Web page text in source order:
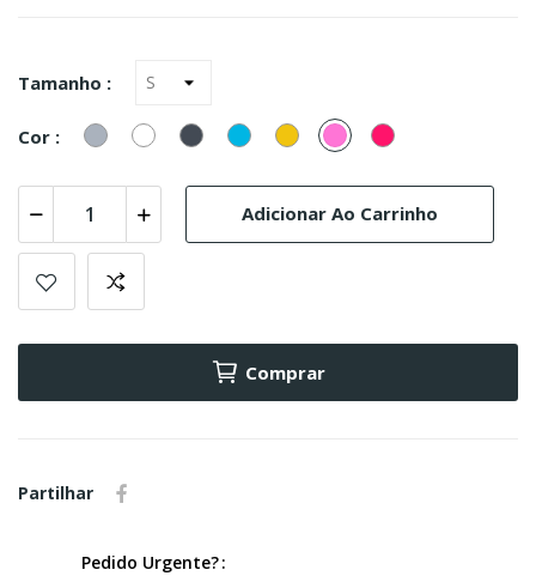
Tamanho :
Cor : CinzentoBrancoPreto Turquesa
(Azul)
AmareloRosa fúcsia
Adicionar Ao Carrinho
Comprar
Partilhar
Pedido Urgente?